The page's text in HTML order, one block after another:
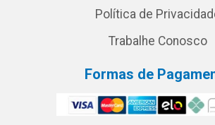
Política de
Trabalhe Conosco
Formas de